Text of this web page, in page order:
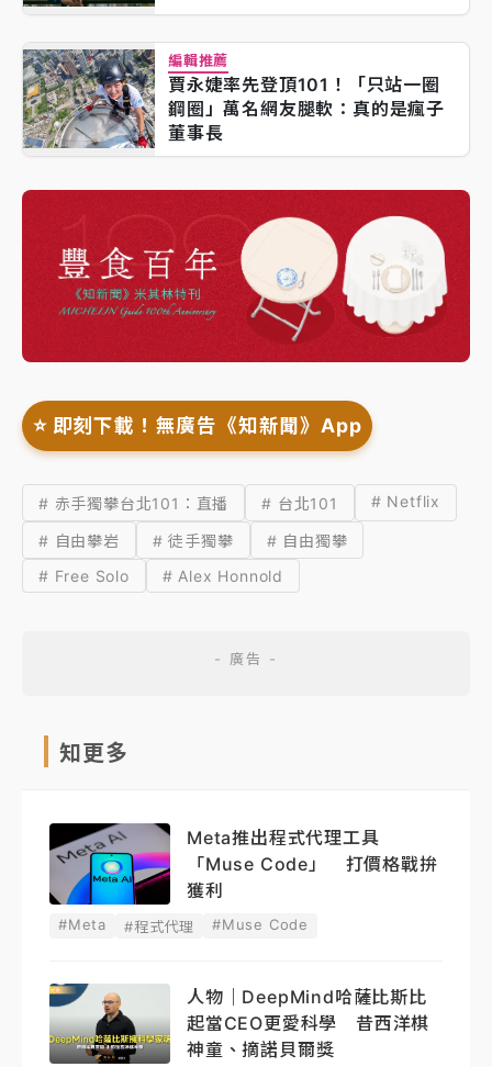
編輯推薦
賈永婕率先登頂101！「只站一圈
鋼圈」萬名網友腿軟：真的是瘋子
董事長
⭐️ 即刻下載！無廣告《知新聞》App
# 赤手獨攀台北101：直播 # 台北101 # Netflix
# 自由攀岩 # 徒手獨攀
# 自由獨攀
# Free Solo
# Alex Honnold
知更多
Meta推出程式代理工具
「Muse Code」 打價格戰拚
獲利
#Meta #程式代理 #Muse Code
人物｜DeepMind哈薩比斯比
起當CEO更愛科學 昔西洋棋
神童、摘諾貝爾獎